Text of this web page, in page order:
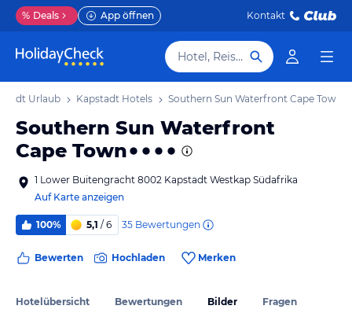
% Deals App öffnen Kontakt
Hotel, Reiseziel
Urlaub Kapstadt Hotels Southern Sun Waterfront Cape Town
Southern Sun Waterfront
Cape Town
1 Lower Buitengracht 8002 Kapstadt Westkap Südafrika
Auf Karte anzeigen
100% 5,1 / 6 35 Bewertungen
Bewerten Hochladen Merken
Hotelübersicht Bewertungen Bilder Fragen